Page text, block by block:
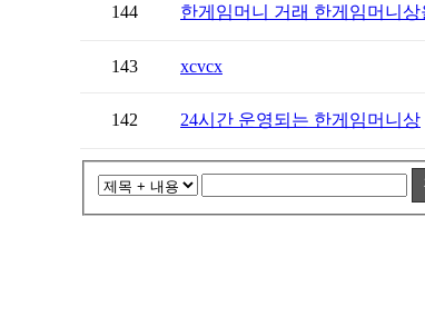
144 한게임머니 거래 한게임머니
143 xcvcx
142 24시간 운영되는 한게임머니상